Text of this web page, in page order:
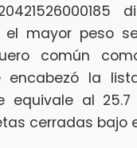
el mayor peso
común
encabezó la
equivale al
cerradas bajo